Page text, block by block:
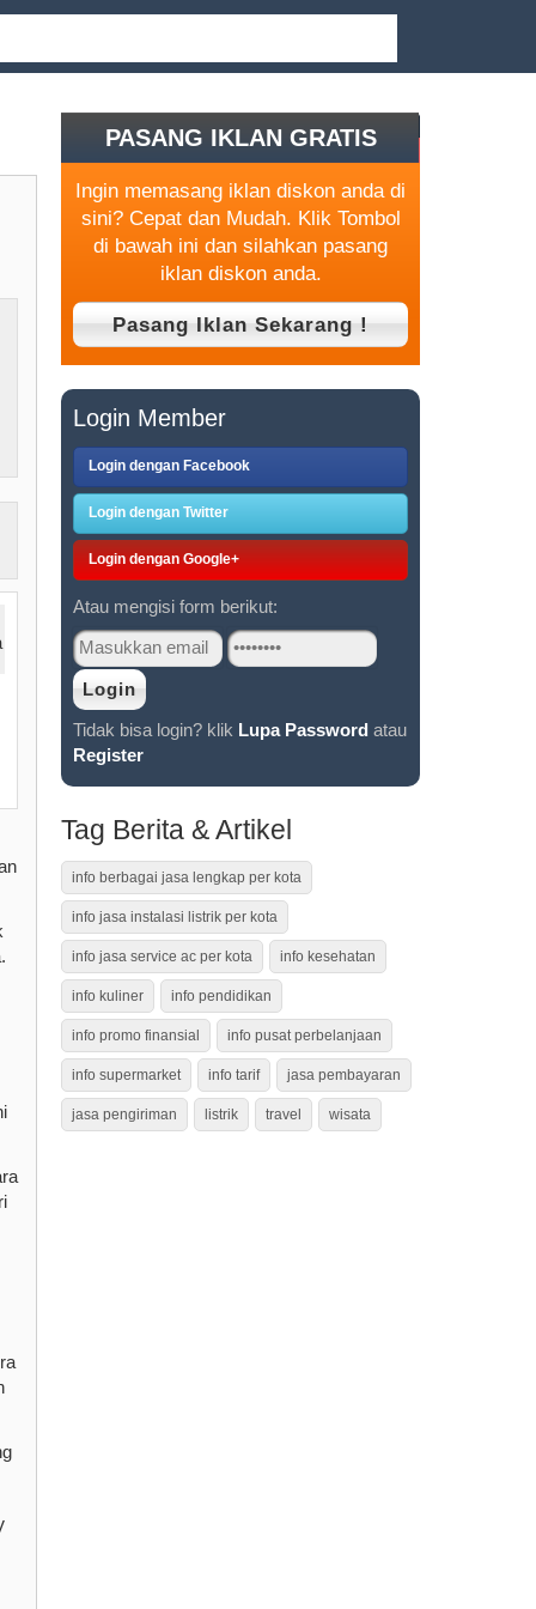
PASANG IKLAN GRATIS
Ingin memasang iklan diskon anda di
sini? Cepat dan Mudah. Klik Tombol
di bawah ini dan silahkan pasang
iklan diskon anda.
Login Member
Login dengan Facebook
Login dengan Twitter
Login dengan Google+
Atau mengisi form berikut:
Tidak bisa login? klik Lupa Password atau
Register
Tag Berita & Artikel
info berbagai jasa lengkap per kota
info jasa instalasi listrik per kota
info jasa service ac per kota info kesehatan
info kuliner info pendidikan
info promo finansial info pusat perbelanjaan
info supermarket info tarif jasa pembayaran
jasa pengiriman listrik travel wisata